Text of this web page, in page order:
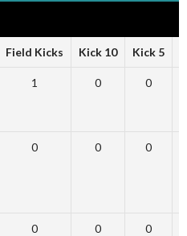
Field Kicks Kick 10 Kick 5
1 0 0
0 0 0
0 0 0